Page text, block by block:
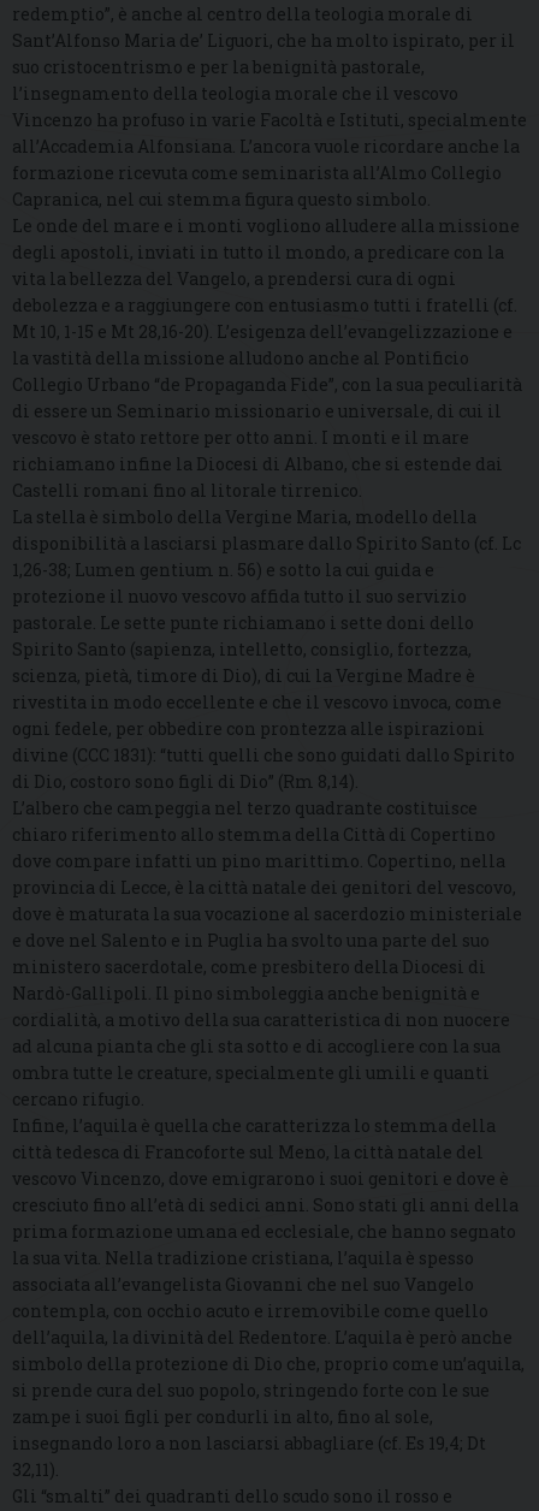
redemptio”, è anche al centro della teologia morale di
Sant’Alfonso Maria de’ Liguori, che ha molto ispirato, per il
suo cristocentrismo e per la benignità pastorale,
l’insegnamento della teologia morale che il vescovo
Vincenzo ha profuso in varie Facoltà e Istituti, specialmente
all’Accademia Alfonsiana. L’ancora vuole ricordare anche la
formazione ricevuta come seminarista all’Almo Collegio
Capranica, nel cui stemma figura questo simbolo.
Le onde del mare e i monti vogliono alludere alla missione
degli apostoli, inviati in tutto il mondo, a predicare con la
vita la bellezza del Vangelo, a prendersi cura di ogni
debolezza e a raggiungere con entusiasmo tutti i fratelli (cf.
Mt 10, 1-15 e Mt 28,16-20). L’esigenza dell’evangelizzazione e
la vastità della missione alludono anche al Pontificio
Collegio Urbano “de Propaganda Fide”, con la sua peculiarità
di essere un Seminario missionario e universale, di cui il
vescovo è stato rettore per otto anni. I monti e il mare
richiamano infine la Diocesi di Albano, che si estende dai
Castelli romani fino al litorale tirrenico.
La stella è simbolo della Vergine Maria, modello della
disponibilità a lasciarsi plasmare dallo Spirito Santo (cf. Lc
1,26-38; Lumen gentium n. 56) e sotto la cui guida e
protezione il nuovo vescovo affida tutto il suo servizio
pastorale. Le sette punte richiamano i sette doni dello
Spirito Santo (sapienza, intelletto, consiglio, fortezza,
scienza, pietà, timore di Dio), di cui la Vergine Madre è
rivestita in modo eccellente e che il vescovo invoca, come
ogni fedele, per obbedire con prontezza alle ispirazioni
divine (CCC 1831): “tutti quelli che sono guidati dallo Spirito
di Dio, costoro sono figli di Dio” (Rm 8,14).
L’albero che campeggia nel terzo quadrante costituisce
chiaro riferimento allo stemma della Città di Copertino
dove compare infatti un pino marittimo. Copertino, nella
provincia di Lecce, è la città natale dei genitori del vescovo,
dove è maturata la sua vocazione al sacerdozio ministeriale
e dove nel Salento e in Puglia ha svolto una parte del suo
ministero sacerdotale, come presbitero della Diocesi di
Nardò-Gallipoli. Il pino simboleggia anche benignità e
cordialità, a motivo della sua caratteristica di non nuocere
ad alcuna pianta che gli sta sotto e di accogliere con la sua
ombra tutte le creature, specialmente gli umili e quanti
cercano rifugio.
Infine, l’aquila è quella che caratterizza lo stemma della
città tedesca di Francoforte sul Meno, la città natale del
vescovo Vincenzo, dove emigrarono i suoi genitori e dove è
cresciuto fino all’età di sedici anni. Sono stati gli anni della
prima formazione umana ed ecclesiale, che hanno segnato
la sua vita. Nella tradizione cristiana, l’aquila è spesso
associata all’evangelista Giovanni che nel suo Vangelo
contempla, con occhio acuto e irremovibile come quello
dell’aquila, la divinità del Redentore. L’aquila è però anche
simbolo della protezione di Dio che, proprio come un’aquila,
si prende cura del suo popolo, stringendo forte con le sue
zampe i suoi figli per condurli in alto, fino al sole,
insegnando loro a non lasciarsi abbagliare (cf. Es 19,4; Dt
32,11).
Gli “smalti” dei quadranti dello scudo sono il rosso e